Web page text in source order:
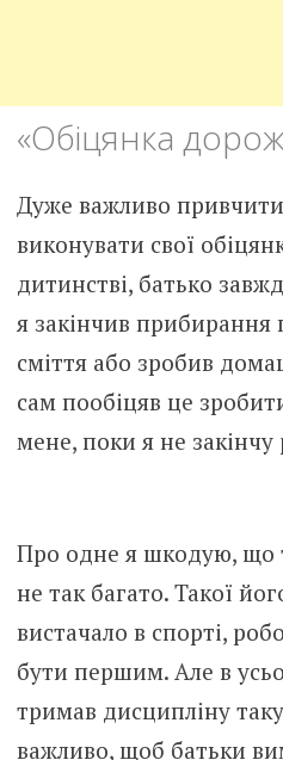
«Обіцянка
Дуже важливо
виконувати свої
дитинстві, батько
я закінчив прибирання
сміття або зробив
сам пообіцяв це
мене, поки я не закінчу
Про одне я шкодую, що
не так багато. Такої
вистачало в спорті,
бути першим. Але в
тримав дисципліну
важливо, щоб батьки